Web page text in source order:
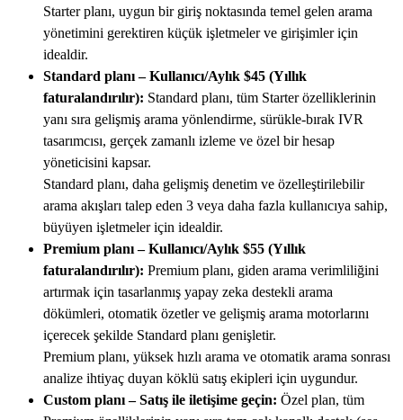
Starter planı, uygun bir giriş noktasında temel gelen arama
yönetimini gerektiren küçük işletmeler ve girişimler için
idealdir.
Standard planı – Kullanıcı/Aylık $45 (Yıllık
faturalandırılır): Standard planı, tüm Starter özelliklerinin
yanı sıra gelişmiş arama yönlendirme, sürükle-bırak IVR
tasarımcısı, gerçek zamanlı izleme ve özel bir hesap
yöneticisini kapsar.
Standard planı, daha gelişmiş denetim ve özelleştirilebilir
arama akışları talep eden 3 veya daha fazla kullanıcıya sahip,
büyüyen işletmeler için idealdir.
Premium planı – Kullanıcı/Aylık $55 (Yıllık
faturalandırılır): Premium planı, giden arama verimliliğini
artırmak için tasarlanmış yapay zeka destekli arama
dökümleri, otomatik özetler ve gelişmiş arama motorlarını
içerecek şekilde Standard planı genişletir.
Premium planı, yüksek hızlı arama ve otomatik arama sonrası
analize ihtiyaç duyan köklü satış ekipleri için uygundur.
Custom planı – Satış ile iletişime geçin: Özel plan, tüm